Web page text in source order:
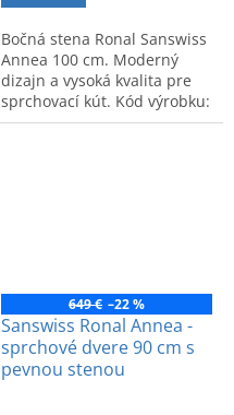
Bočná stena Ronal Sanswiss
Annea 100 cm. Moderný
dizajn a vysoká kvalita pre
sprchovací kút. Kód výrobku:
ANT10005007.
649 € –22 %
Sanswiss Ronal Annea -
sprchové dvere 90 cm s
pevnou stenou